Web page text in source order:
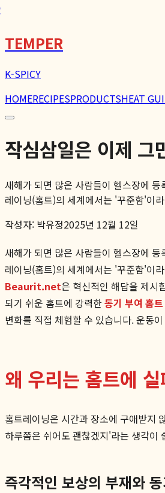
TEMPER
K-SPICY
HOMERECIPESPRODUCTSHEAT
작심삼일은 이제 그
새해가 되면 많은 사람들이 헬스장에
레이닝(홈트)의 세계에서는 '꾸준함'이
작성자: 박유정2025년 12월 12일
새해가 되면 많은 사람들이 헬스장에
레이닝(홈트)의 세계에서는 '꾸준함'이
Beaurit.net은 혁신적인 해답을 제시
되기 쉬운 홈트에 강력한동기 부여 홈트
변화를 직접 체험할 수 있습니다. 운동
왜 우리는 홈트에
홈트레이닝은 시간과 장소에 구애받지
하루쯤은 쉬어도 괜찮겠지'라는 생각이
즉각적인 보상의 부재와